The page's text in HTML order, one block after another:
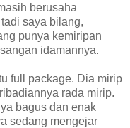
berusaha
saya bilang,
punya kemiripan
idamannya.
full package. Dia mirip
rada mirip.
bagus dan enak
sedang mengejar